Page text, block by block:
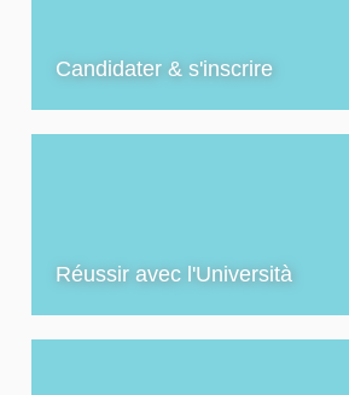
Candidater & s'inscrire
Réussir avec l'Università